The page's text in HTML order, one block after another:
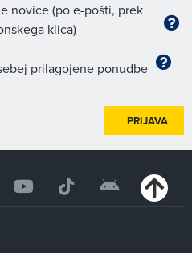
novice (po e-pošti, prek
klica)
prilagojene ponudbe
PRIJAVA